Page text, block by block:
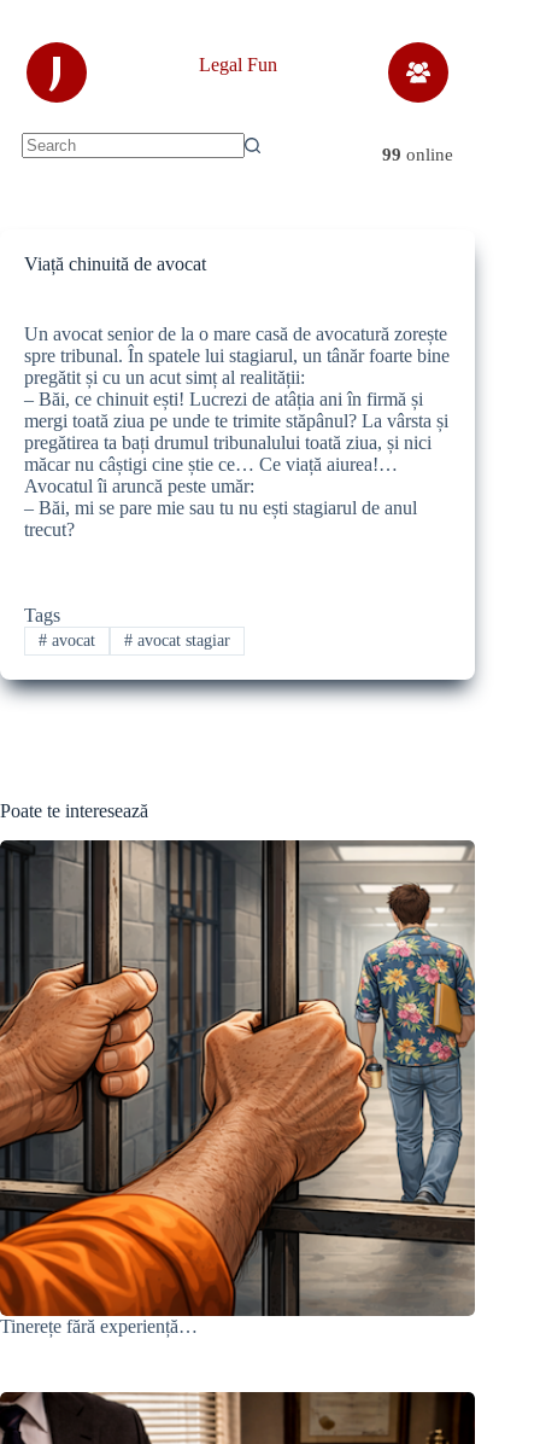
content
J Legal Fun
99 online
Viață chinuită de avocat
Un avocat senior de la o mare casă de avocatură zorește
spre tribunal. În spatele lui stagiarul, un tânăr foarte bine
pregătit și cu un acut simț al realității:
– Băi, ce chinuit ești! Lucrezi de atâția ani în firmă și
mergi toată ziua pe unde te trimite stăpânul? La vârsta și
pregătirea ta bați drumul tribunalului toată ziua, și nici
măcar nu câștigi cine știe ce… Ce viață aiurea!…
Avocatul îi aruncă peste umăr:
– Băi, mi se pare mie sau tu nu ești stagiarul de anul
trecut?
Tags
#avocat #avocat stagiar
Poate te interesează
Tinerețe fără experiență…